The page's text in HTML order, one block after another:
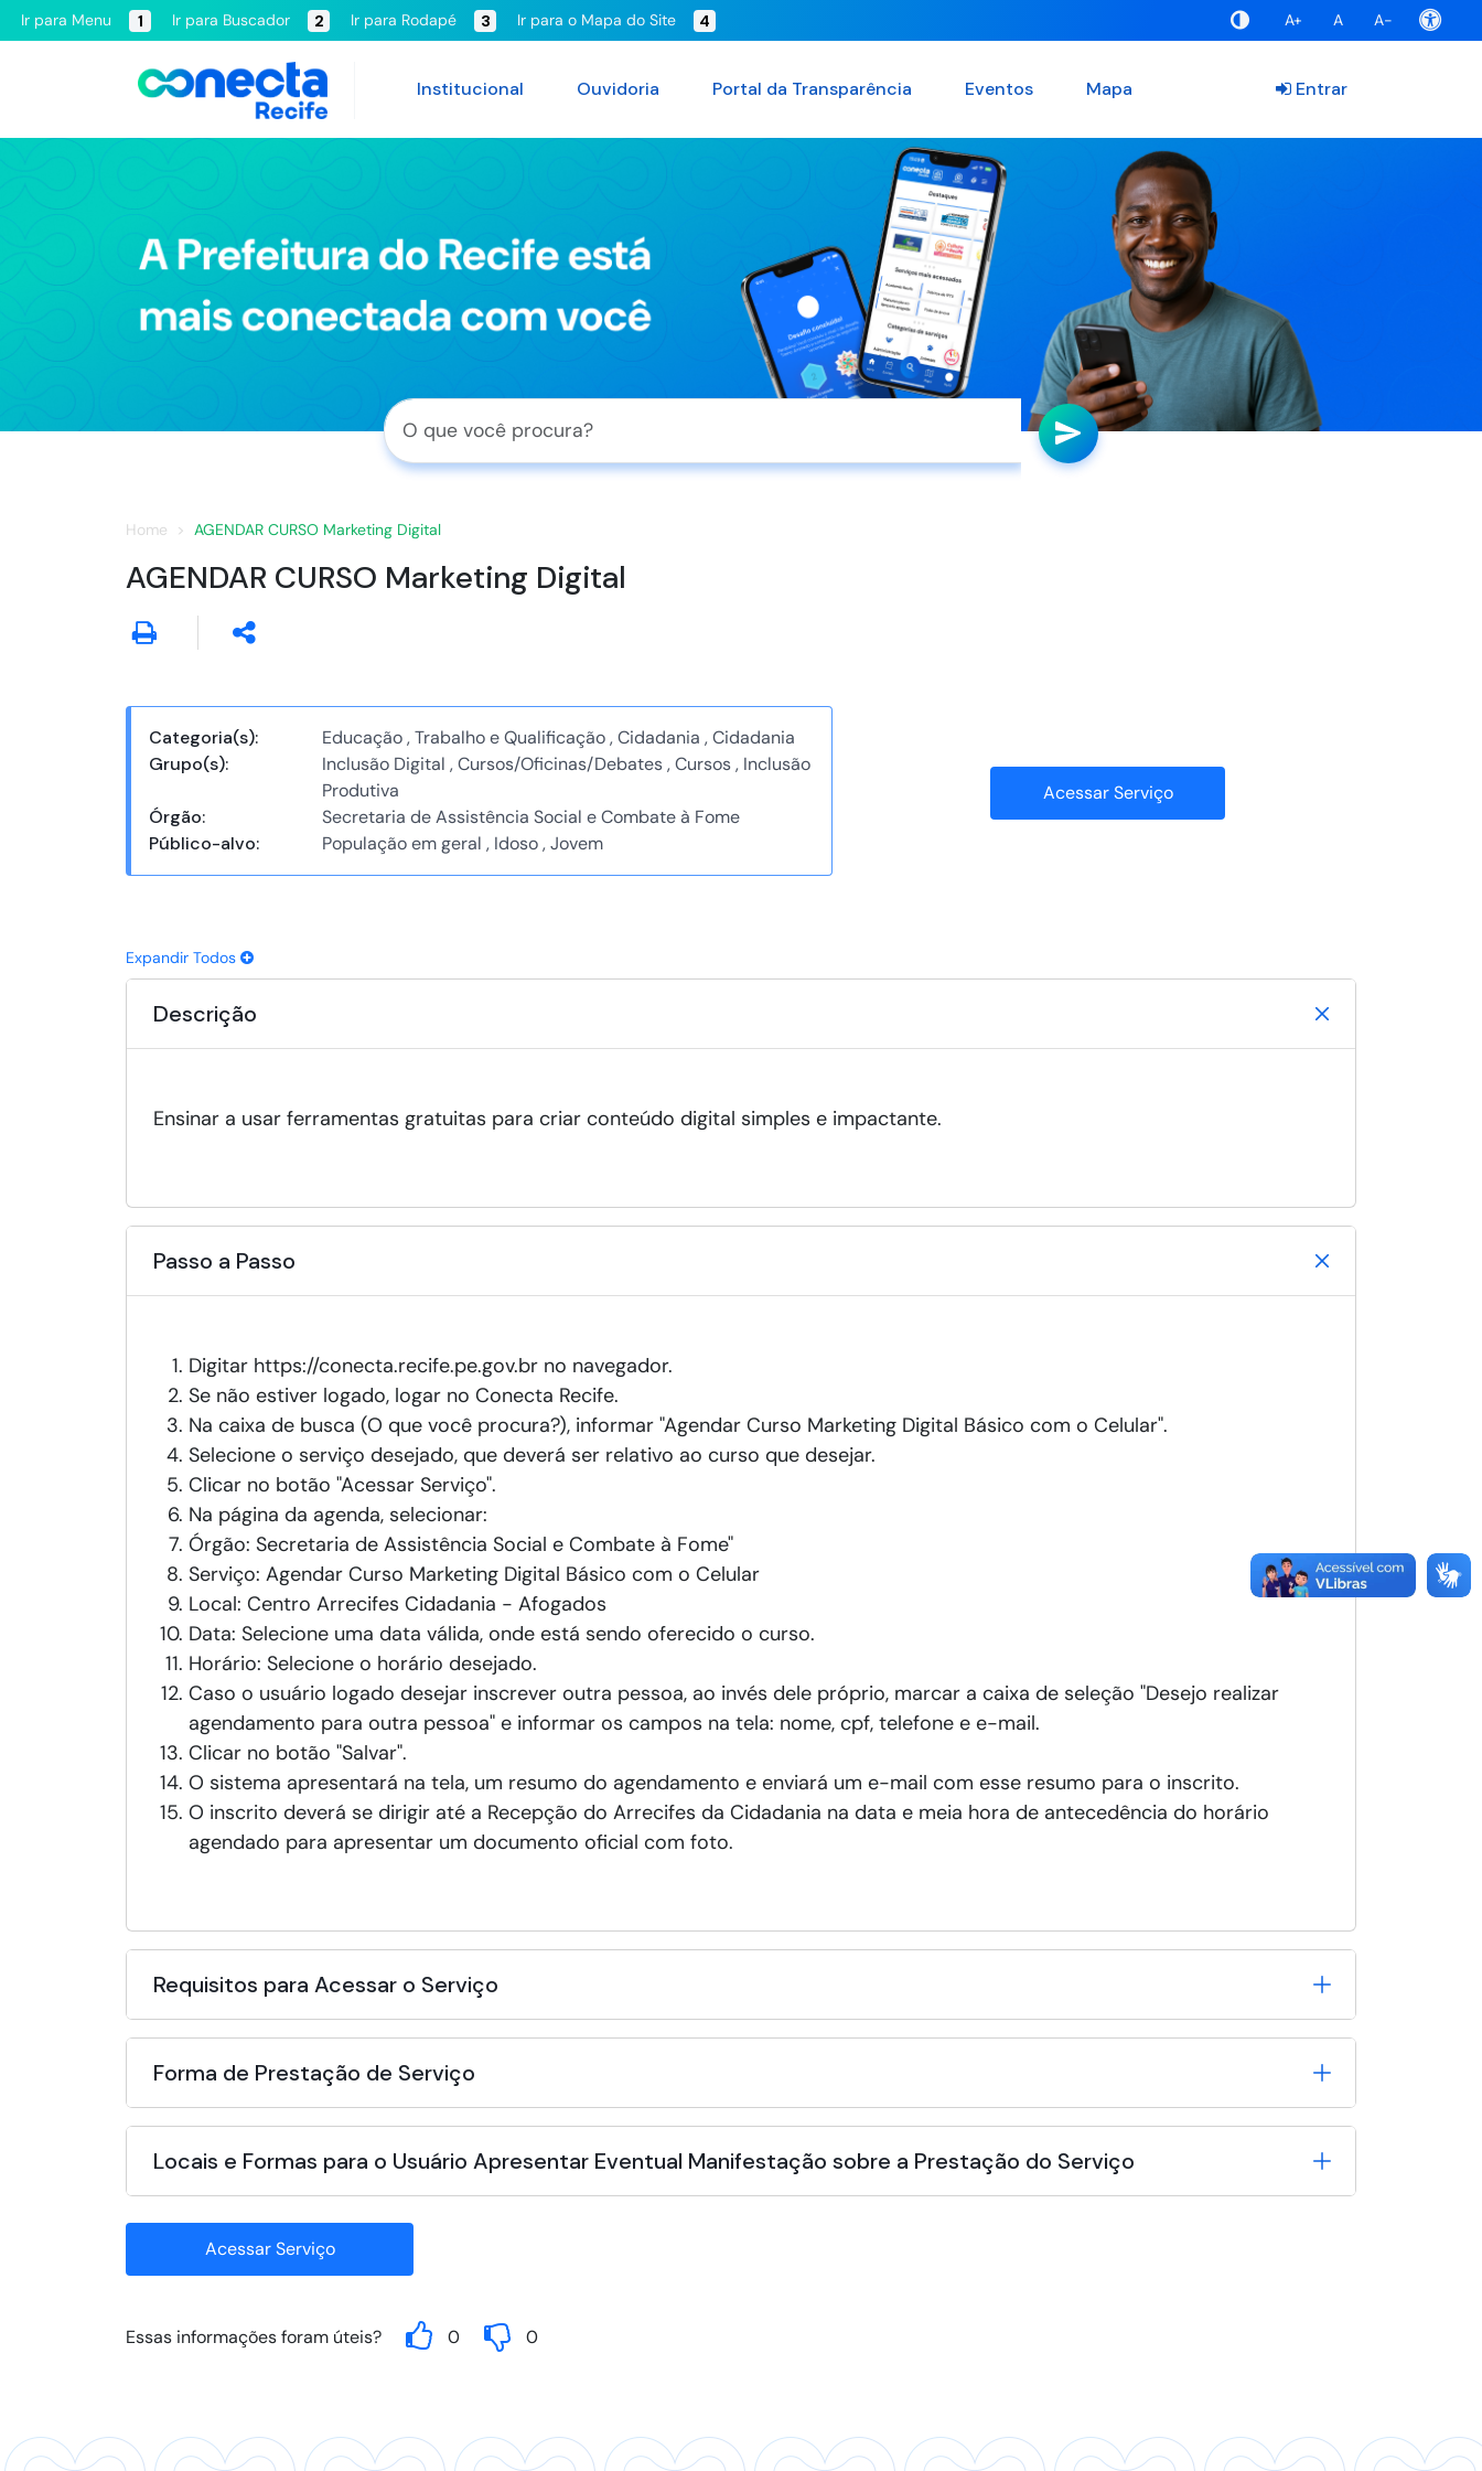
Ir para Menu 1 Ir para Buscador 2 Ir para Rodapé 3 Ir para o Mapa do Site 4 A+ A A-
Institucional Ouvidoria Portal da Transparência Eventos Mapa Entrar
Home AGENDAR CURSO Marketing Digital
AGENDAR CURSO Marketing Digital
Categoria(s):
Educação , Trabalho e Qualificação , Cidadania , Cidadania
Grupo(s):
Inclusão Digital , Cursos/Oficinas/Debates , Cursos , Inclusão
Produtiva
Órgão:
Secretaria de Assistência Social e Combate à Fome
Público-alvo:
População em geral , Idoso , Jovem
Acessar Serviço
Expandir Todos
Descrição
Ensinar a usar ferramentas gratuitas para criar conteúdo digital simples e impactante.
Passo a Passo
Digitar https://conecta.recife.pe.gov.br no navegador.
Se não estiver logado, logar no Conecta Recife.
Na caixa de busca (O que você procura?), informar "Agendar Curso Marketing Digital Básico com o Celular".
Selecione o serviço desejado, que deverá ser relativo ao curso que desejar.
Clicar no botão "Acessar Serviço".
Na página da agenda, selecionar:
Órgão: Secretaria de Assistência Social e Combate à Fome"
Serviço: Agendar Curso Marketing Digital Básico com o Celular
Local: Centro Arrecifes Cidadania - Afogados
Data: Selecione uma data válida, onde está sendo oferecido o curso.
Horário: Selecione o horário desejado.
Caso o usuário logado desejar inscrever outra pessoa, ao invés dele próprio, marcar a caixa de seleção "Desejo realizar
agendamento para outra pessoa" e informar os campos na tela: nome, cpf, telefone e e-mail.
Clicar no botão "Salvar".
O sistema apresentará na tela, um resumo do agendamento e enviará um e-mail com esse resumo para o inscrito.
O inscrito deverá se dirigir até a Recepção do Arrecifes da Cidadania na data e meia hora de antecedência do horário
agendado para apresentar um documento oficial com foto.
Requisitos para Acessar o Serviço
Forma de Prestação de Serviço
Locais e Formas para o Usuário Apresentar Eventual Manifestação sobre a Prestação do Serviço
Acessar Serviço
Essas informações foram úteis? 0 0